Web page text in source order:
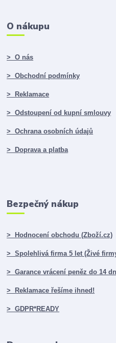
O nákupu
> O nás
> Obchodní podmínky
> Reklamace
> Odstoupení od kupní smlouvy
> Ochrana osobních údajů
> Doprava a platba
Bezpečný nákup
> Hodnocení obchodu (Zboží.cz)
> Spolehlivá firma 5 let (Živé
> Garance vrácení peněz do 14
> Reklamace řešíme ihned!
> GDPR*READY